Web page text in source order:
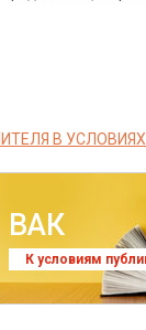
В
ВАК
К условиям